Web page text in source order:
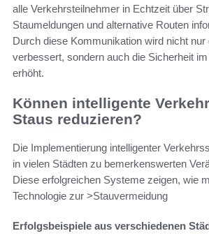
alle Verkehrsteilnehmer in Echtzeit über
Staumeldungen und alternative Routen
Durch diese Kommunikation wird nicht
verbessert, sondern auch die Sicherheit
erhöht.
Können intelligente
Staus reduzieren?
Die Implementierung intelligenter
in vielen Städten zu bemerkenswerten
Diese erfolgreichen Systeme zeigen, wie
Technologie zur >Stauvermeidung
Erfolgsbeispiele aus verschiedenen